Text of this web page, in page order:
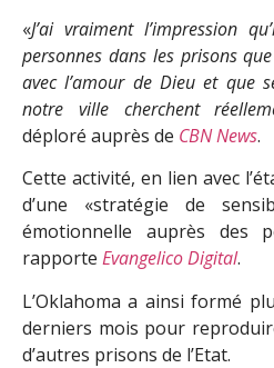
«J’ai vraiment l’impression
personnes dans les prisons
avec l’amour de Dieu et que
notre ville cherchent
déploré auprès de CBN News.
Cette activité, en lien avec
d’une «stratégie de
émotionnelle auprès des
rapporte Evangelico Digital.
L’Oklahoma a ainsi formé
derniers mois pour
d’autres prisons de l’Etat.